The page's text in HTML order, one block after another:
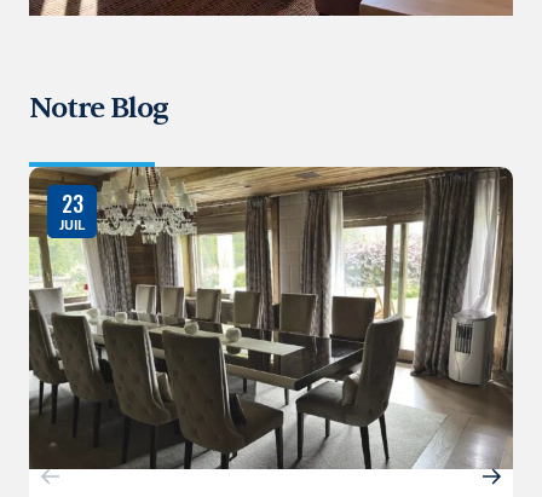
Notre Blog
23
JUIL